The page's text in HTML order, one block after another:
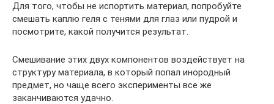
Для того, чтобы не испортить материал, попробуйте
смешать каплю геля с тенями для глаз или пудрой и
посмотрите, какой получится результат.
Смешивание этих двух компонентов воздействует на
структуру материала, в который попал инородный
предмет, но чаще всего эксперименты все же
заканчиваются удачно.